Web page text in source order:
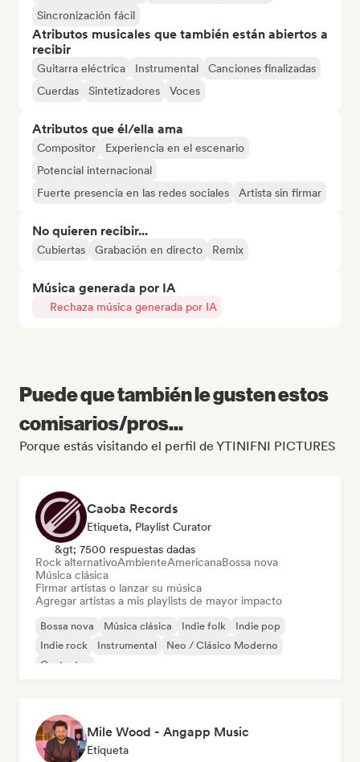
Sincronización fácil
Atributos musicales que también están abiertos a
recibir
Guitarra eléctrica Instrumental
Canciones finalizadas
Cuerdas
Sintetizadores Voces
Atributos que él/ella ama
Compositor
Experiencia en el escenario
Potencial internacional
Fuerte presencia en las redes sociales
Artista sin firmar
No quieren recibir...
Cubiertas Grabación en directo Remix
Música generada por IA
Rechaza música generada por IA
Puede que también le gusten estos
comisarios/pros...
Porque estás visitando el perfil de YTINIFNI PICTURES
Caoba Records
Etiqueta, Playlist Curator
&gt; 7500 respuestas dadas
Rock alternativoAmbienteAmericanaBossa nova
Música clásica
Firmar artistas o lanzar su música
Agregar artistas a mis playlists de mayor impacto
Bossa nova Música clásica Indie folk
Indie pop
Indie rock
Instrumental
Neo / Clásico Moderno
Cantautor
Mile Wood - Angapp Music
Etiqueta